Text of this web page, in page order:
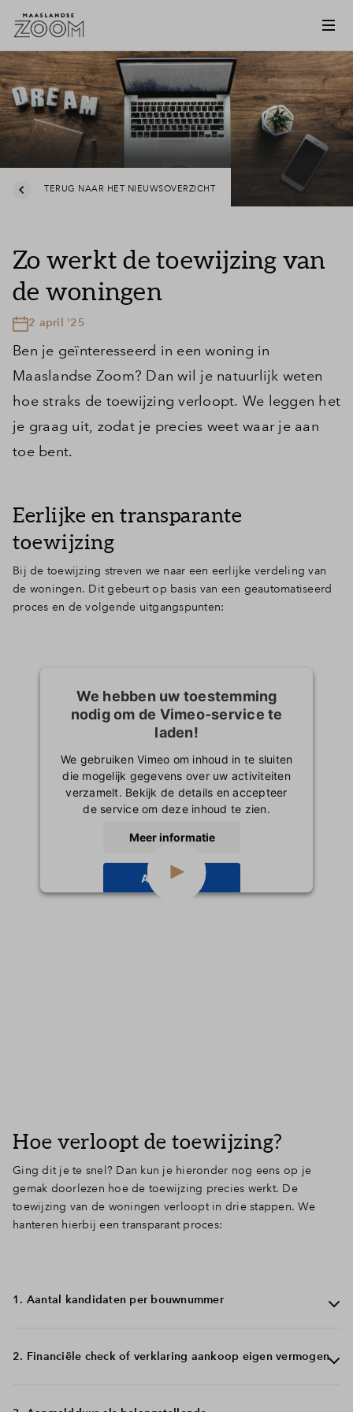
TERUG NAAR HET NIEUWSOVERZICHT
Zo werkt de toewijzing van
de woningen
2 april '25
Ben je geïnteresseerd in een woning in
Maaslandse Zoom? Dan wil je natuurlijk weten
hoe straks de toewijzing verloopt. We leggen het
je graag uit, zodat je precies weet waar je aan
toe bent.
Eerlijke en transparante
toewijzing
Bij de toewijzing streven we naar een eerlijke verdeling van
de woningen. Dit gebeurt op basis van een geautomatiseerd
proces en de volgende uitgangspunten:
We hebben uw toestemming
nodig om de Vimeo-service te
laden!
We gebruiken Vimeo om inhoud in te sluiten
die mogelijk gegevens over uw activiteiten
verzamelt. Bekijk de details en accepteer
de service om deze inhoud te zien.
Meer informatie
Accepteren
Hoe verloopt de toewijzing?
Ging dit je te snel? Dan kun je hieronder nog eens op je
gemak doorlezen hoe de toewijzing precies werkt. De
toewijzing van de woningen verloopt in drie stappen. We
hanteren hierbij een transparant proces:
1. Aantal kandidaten per bouwnummer
voorkeur heeft doorgegeven? Dan wordt de woning
2. Financiële check of verklaring aankoop eigen vermogen